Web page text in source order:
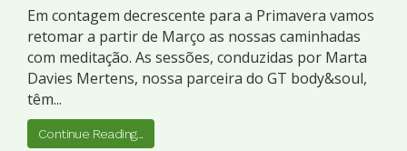
Em contagem decrescente para a Primavera vamos
retomar a partir de Março as nossas caminhadas
com meditação. As sessões, conduzidas por Marta
Davies Mertens, nossa parceira do GT body&soul,
têm...
Continue Reading...